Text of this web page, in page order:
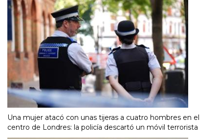
Una mujer atacó con unas tijeras a cuatro hombres en el
centro de Londres: la policía descartó un móvil terrorista